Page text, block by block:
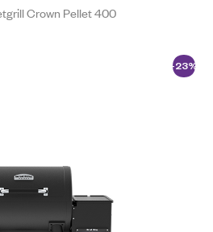
Crown Pellet 400
-23%